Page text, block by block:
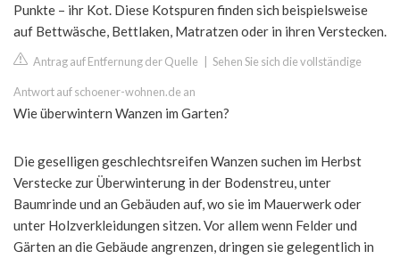
Punkte – ihr Kot. Diese Kotspuren finden sich beispielsweise
auf Bettwäsche, Bettlaken, Matratzen oder in ihren Verstecken.
Antrag auf Entfernung der Quelle Sehen Sie sich die vollständige
Antwort auf schoener-wohnen.de an
Wie überwintern Wanzen im Garten?
Die geselligen geschlechtsreifen Wanzen suchen im Herbst
Verstecke zur Überwinterung in der Bodenstreu, unter
Baumrinde und an Gebäuden auf, wo sie im Mauerwerk oder
unter Holzverkleidungen sitzen. Vor allem wenn Felder und
Gärten an die Gebäude angrenzen, dringen sie gelegentlich in